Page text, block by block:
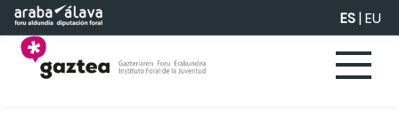
Saltar al contenido principal ES|EU